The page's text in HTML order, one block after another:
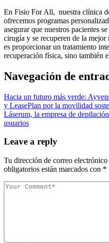
En Fisio For All, nuestra clínica
ofrecemos programas
asegurar que nuestros pacientes
cirugía y se recuperen de la
es proporcionar un tratamiento
recuperación física, sino también
Navegación de
Hacia un futuro más verde:
y LeasePlan por la movilidad
Láserum, la empresa de
usuarios
Leave a reply
Tu dirección de correo
obligatorios están marcados con *